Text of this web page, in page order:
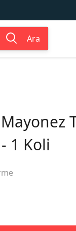
Ara
Mayonez
1 Koli